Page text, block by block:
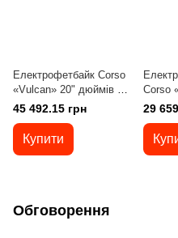
Електрофетбайк Corso
«Vulcan» 20" дюймів L-
70740 (1) рама сталева,
двигун 1200W, 2
акумулятори
2х48V18AH
45 492.15 грн
Купити
Corso
двигун
29
Обговорення